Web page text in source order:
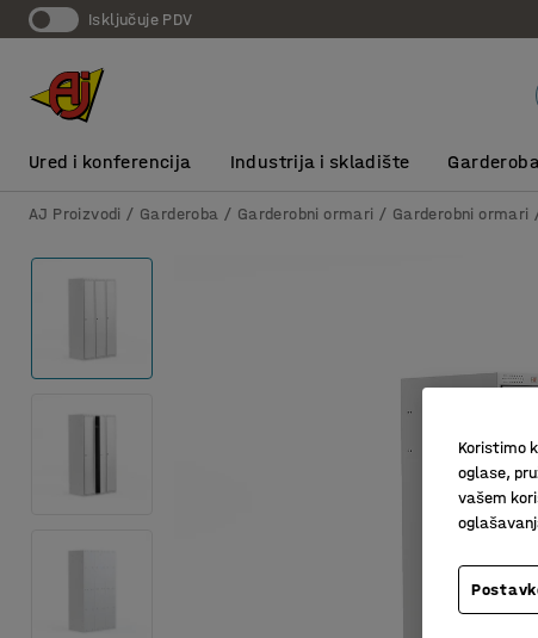
Isključuje PDV
Ured i konferencija Industrija i skladište
AJ Proizvodi Garderoba Garderobni ormari Garderobni ormari
Koristimo
oglase,
vašem